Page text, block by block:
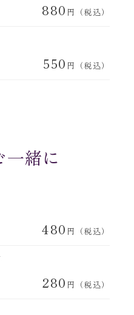
880 円（税込）
550 円（税込）
一緒に
480 円（税込）
280 円（税込）